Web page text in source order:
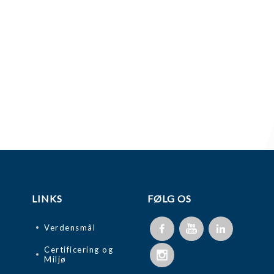
LINKS
Verdensmål
Certificering og
Miljø
FØLG OS